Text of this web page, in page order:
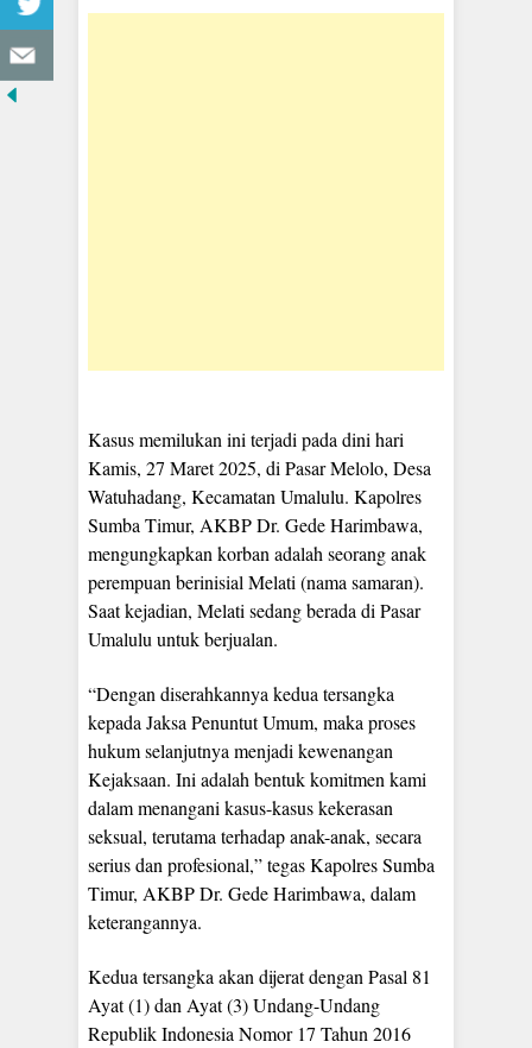
Kasus memilukan ini terjadi pada dini hari
Kamis, 27 Maret 2025, di Pasar Melolo, Desa
Watuhadang, Kecamatan Umalulu. Kapolres
Sumba Timur, AKBP Dr. Gede Harimbawa,
mengungkapkan korban adalah seorang anak
perempuan berinisial Melati (nama samaran).
Saat kejadian, Melati sedang berada di Pasar
Umalulu untuk berjualan.
“Dengan diserahkannya kedua tersangka
kepada Jaksa Penuntut Umum, maka proses
hukum selanjutnya menjadi kewenangan
Kejaksaan. Ini adalah bentuk komitmen kami
dalam menangani kasus-kasus kekerasan
seksual, terutama terhadap anak-anak, secara
serius dan profesional,” tegas Kapolres Sumba
Timur, AKBP Dr. Gede Harimbawa, dalam
keterangannya.
Kedua tersangka akan dijerat dengan Pasal 81
Ayat (1) dan Ayat (3) Undang-Undang
Republik Indonesia Nomor 17 Tahun 2016